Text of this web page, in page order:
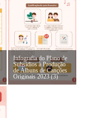
Infografia do Plano de
Subsídios à Produção
de Álbuns de Canções
Originais 2023 (3)